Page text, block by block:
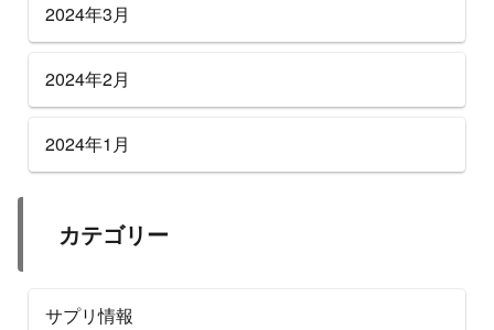
2024年3月
2024年2月
2024年1月
カテゴリー
サプリ情報